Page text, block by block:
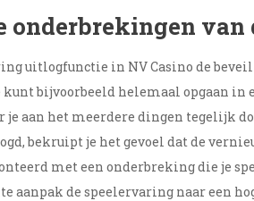
onderbrekingen van
uitlogfunctie in NV Casino de
bijvoorbeeld helemaal opgaan
aan het meerdere dingen tegelijk
bekruipt je het gevoel dat de
met een onderbreking die je
aanpak de speelervaring naar een